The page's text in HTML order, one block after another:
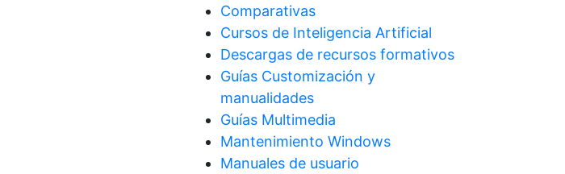
Comparativas
Cursos de Inteligencia Artificial
Descargas de recursos formativos
Guías Customización y
manualidades
Guías Multimedia
Mantenimiento Windows
Manuales de usuario